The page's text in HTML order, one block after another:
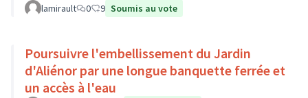
lamirault 0 9 Soumis au vote
Poursuivre l'embellissement du Jardin
d'Aliénor par une longue banquette ferrée et
un accès à l'eau